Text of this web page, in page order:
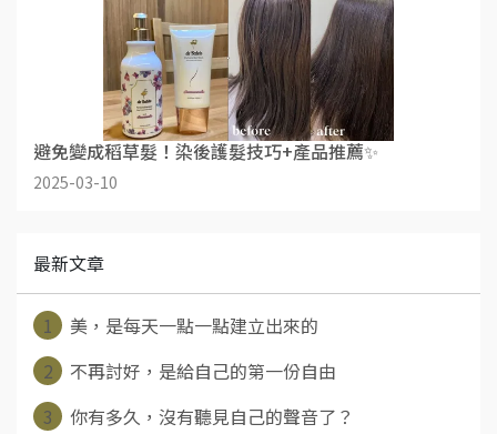
避免變成稻草髮！染後護髮技巧+產品推薦✨
2025-03-10
最新文章
1
美，是每天一點一點建立出來的
2
不再討好，是給自己的第一份自由
3
你有多久，沒有聽見自己的聲音了？